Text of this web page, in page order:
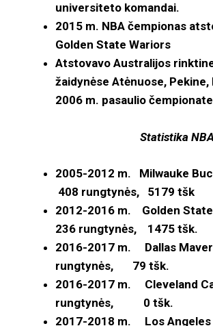
universiteto komandai.
2015 m. NBA čempionas
Golden State Wariors
Atstovavo Australijos
žaidynėse Atėnuose,
2006 m. pasaulio
Statistika NBA
2005-2012 m.
408 rungtynės, 5179 tšk
2012-2016 m. Golden
236 rungtynės, 1475 tšk.
2016-2017 m. Dallas
rungtynės, 79 tšk.
2016-2017 m. Cleveland
rungtynės, 0 tšk.
2017-2018 m. Los